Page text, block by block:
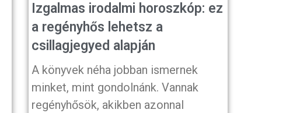
Izgalmas irodalmi horoszkóp: ez
a regényhős lehetsz a
csillagjegyed alapján
A könyvek néha jobban ismernek
minket, mint gondolnánk. Vannak
regényhősök, akikben azonnal